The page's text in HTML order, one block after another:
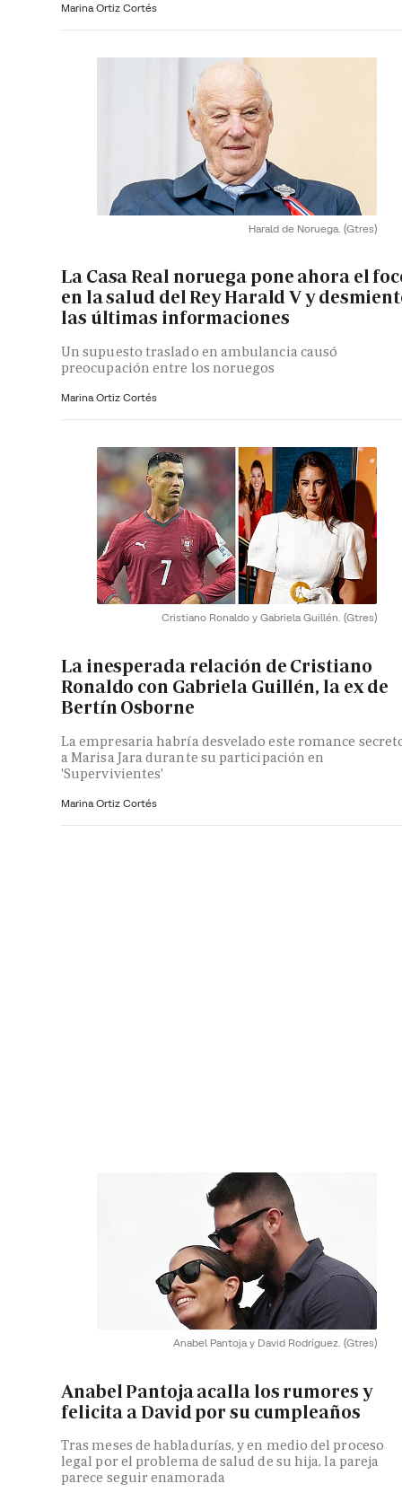
Marina Ortiz Cortés
Harald de Noruega. (Gtres)
La Casa Real noruega pone ahora el
en la salud del Rey Harald V y
las últimas informaciones
Un supuesto traslado en ambulancia causó
preocupación entre los noruegos
Marina Ortiz Cortés
Cristiano Ronaldo y Gabriela Guillén. (Gtres)
La inesperada relación de Cristiano
Ronaldo con Gabriela Guillén, la ex de
Bertín Osborne
La empresaria habría desvelado este romance
a Marisa Jara durante su participación en
'Supervivientes'
Marina Ortiz Cortés
Anabel Pantoja y David Rodríguez. (Gtres)
Anabel Pantoja acalla los rumores y
felicita a David por su cumpleaños
Tras meses de habladurías, y en medio del proceso
legal por el problema de salud de su hija, la pareja
parece seguir enamorada